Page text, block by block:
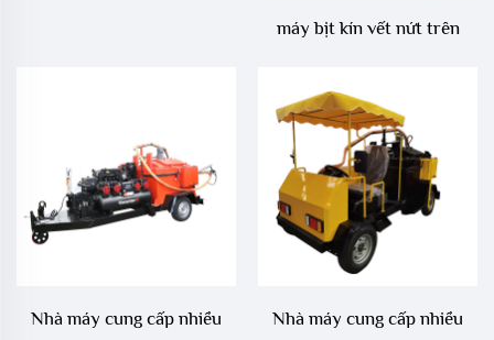
máy bịt kín vết nứt trên
500 L, dẫn động thủy lực
toàn phần và khuấy trộn tự
động, chất bịt kín vết nứt
dạng nhựa đường kèm bộ
đốt gia nhiệt thông minh
dành cho sửa chữa khe nối
Nhà máy cung cấp nhiều
Nhà máy cung cấp nhiều